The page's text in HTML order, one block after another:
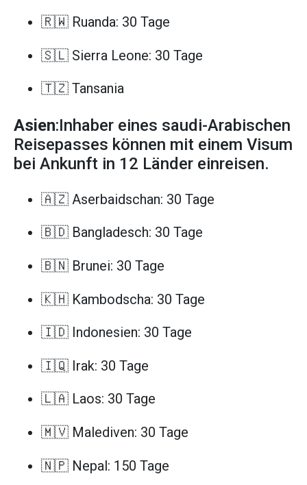
🇷🇼 Ruanda: 30 Tage
🇸🇱 Sierra Leone: 30 Tage
🇹🇿 Tansania
Asien:Inhaber eines saudi-Arabischen
Reisepasses können mit einem Visum
bei Ankunft in 12 Länder einreisen.
🇦🇿 Aserbaidschan: 30 Tage
🇧🇩 Bangladesch: 30 Tage
🇧🇳 Brunei: 30 Tage
🇰🇭 Kambodscha: 30 Tage
🇮🇩 Indonesien: 30 Tage
🇮🇶 Irak: 30 Tage
🇱🇦 Laos: 30 Tage
🇲🇻 Malediven: 30 Tage
🇳🇵 Nepal: 150 Tage